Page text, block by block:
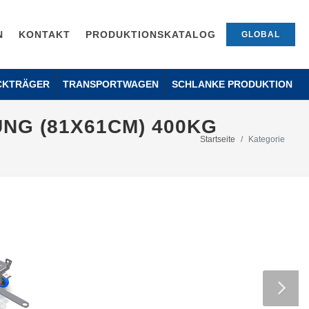
KONTAKT PRODUKTIONSKATALOG GLOBAL
TRANSPORTWAGEN SCHLANKE PRODUKTION
(81X61CM) 400KG
Startseite Kategorie